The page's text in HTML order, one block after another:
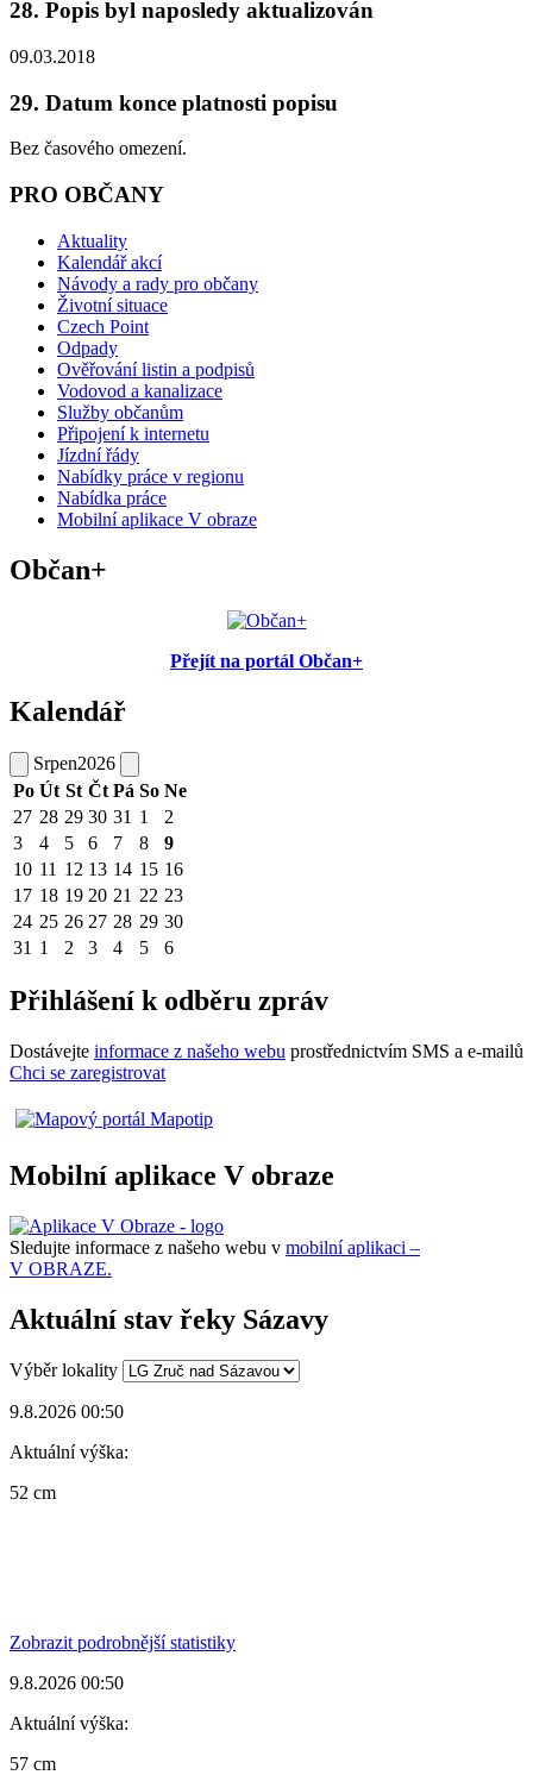
28. Popis byl naposledy aktualizován
09.03.2018
29. Datum konce platnosti popisu
Bez časového omezení.
PRO OBČANY
Aktuality
Kalendář akcí
Návody a rady pro občany
Životní situace
Czech Point
Odpady
Ověřování listin a podpisů
Vodovod a kanalizace
Služby občanům
Připojení k internetu
Jízdní řády
Nabídky práce v regionu
Nabídka práce
Mobilní aplikace V obraze
Občan+
Přejít na portál Občan+
Kalendář
Srpen2026
Po Út St Čt Pá So Ne
27 28 29 30 31 1
2
3
4 5 6 7 8
9
10 11 12 13 14 15 16
17 18 19 20 21 22 23
24 25 26 27 28 29 30
31 1 2 3 4 5 6
Přihlášení k odběru zpráv
Dostávejte informace z našeho webu prostřednictvím SMS a e-mailů
Chci se zaregistrovat
Mobilní aplikace V obraze
Sledujte informace z našeho webu v mobilní aplikaci –
V OBRAZE.
Aktuální stav řeky Sázavy
Výběr lokality
9.8.2026 00:50
Aktuální výška:
52 cm
Zobrazit podrobnější statistiky
9.8.2026 00:50
Aktuální výška:
57 cm